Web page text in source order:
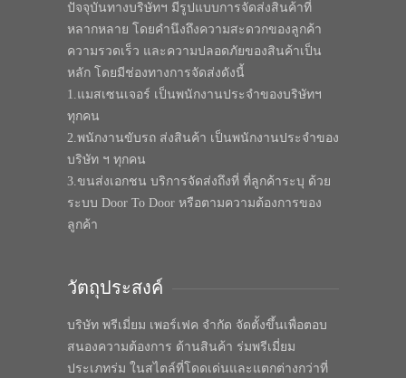
ปัจจุบันทางบริษัทฯ มีรูปแบบการจัดส่งสินค้าที่
หลากหลาย โดยคำนึงถึงความสะดวกของลูกค้า
ความรวดเร็ว และความปลอดภัยของสินค้าเป็น
หลัก โดยมีช่องทางการจัดส่งดังนี้
1.แมสเซนเจอร์ เป็นพนักงานประจำของบริษัทฯ
ทุกคน
2.พนักงานขับรถ ส่งสินค้า เป็นพนักงานประจำของ
บริษัท ฯ ทุกคน
3.ขนส่งเอกชน บริการจัดส่งถึงที่ ที่ลูกค้าระบุ ด้วย
ระบบ Door To Door หรือตามความต้องการของ
ลูกค้า
วัตถุประสงค์
บริษัท พรีเมี่ยม เพอร์เฟค จำกัด จัดตั้งขึ้นเพื่อตอบ
สนองความต้องการ ด้านสินค้า ร่มพรีเมี่ยม
ประเภทร่ม ในสไตล์ที่โดดเด่นและแตกต่างกว่าที่